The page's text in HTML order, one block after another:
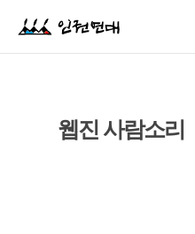
웹진 사람소리